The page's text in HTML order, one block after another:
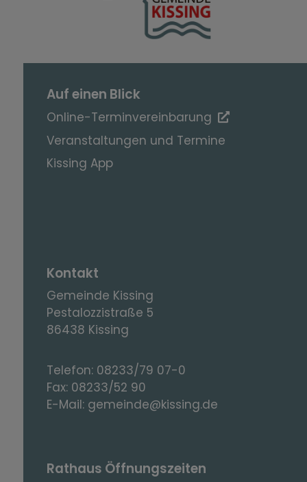
Auf einen Blick
Online-Terminvereinbarung
Veranstaltungen und Termine
Kissing App
Kontakt
Gemeinde Kissing
Pestalozzistraße 5
86438 Kissing
Telefon: 08233/79 07-0
Fax: 08233/52 90
E-Mail: gemeinde@kissing.de
Rathaus Öffnungszeiten